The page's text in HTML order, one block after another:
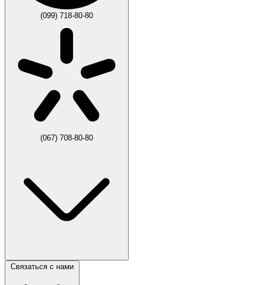
(099) 718-80-80
(067) 708-80-80
Связаться с нами